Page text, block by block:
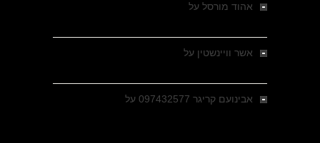
אהוד מורסל על
אשר וויינשטין על
אבינועם קריגר 097432577 על